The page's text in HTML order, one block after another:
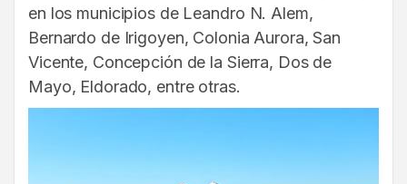
en los municipios de Leandro N. Alem,
Bernardo de Irigoyen, Colonia Aurora, San
Vicente, Concepción de la Sierra, Dos de
Mayo, Eldorado, entre otras.